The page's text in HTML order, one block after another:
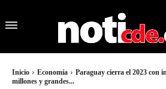
Inicio Economía
Paraguay cierra el 2023 con
millones y grandes...